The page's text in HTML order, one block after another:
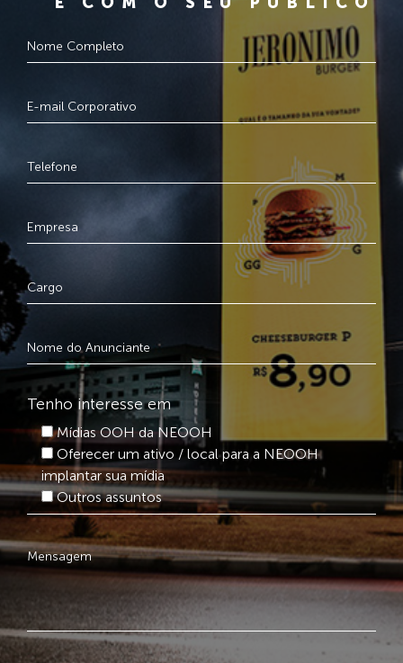
Tenho interesse em
Mídias OOH da NEOOH
Oferecer um ativo / local para a NEOOH
implantar sua mídia
Outros assuntos